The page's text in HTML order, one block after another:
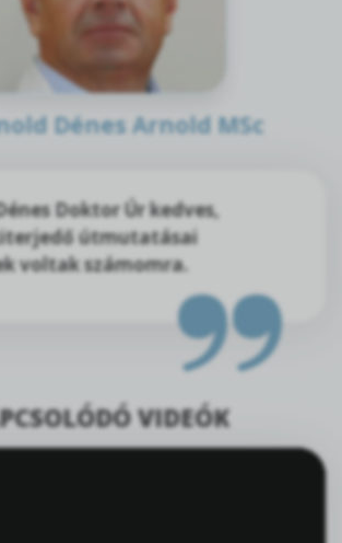
Dénes Arnold MSc
Doktor Úr kedves,
útmutatásai
voltak számomra.
VIDEÓK